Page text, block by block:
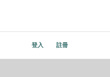
登入 註冊